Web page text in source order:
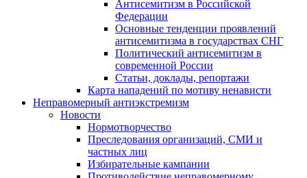
Антисемитизм в Российской
Федерации
Основные тенденции проявлений
антисемитизма в государствах СНГ
Политический антисемитизм в
современной России
Статьи, доклады, репортажи
Карта нападений по мотиву ненависти
Неправомерный антиэкстремизм
Новости
Нормотворчество
Преследования организаций, СМИ и
частных лиц
Избирательные кампании